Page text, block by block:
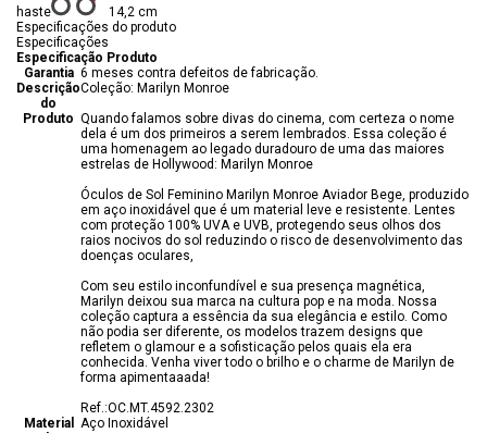
haste
14,2 cm
Especificações do produto
Especificações
Especificação Produto
Garantia 6 meses contra defeitos de fabricação.
Descrição
do
Produto
Coleção: Marilyn Monroe
Quando falamos sobre divas do cinema, com certeza o nome
dela é um dos primeiros a serem lembrados. Essa coleção é
uma homenagem ao legado duradouro de uma das maiores
estrelas de Hollywood: Marilyn Monroe
Óculos de Sol Feminino Marilyn Monroe Aviador Bege, produzido
em aço inoxidável que é um material leve e resistente. Lentes
com proteção 100% UVA e UVB, protegendo seus olhos dos
raios nocivos do sol reduzindo o risco de desenvolvimento das
doenças oculares,
Com seu estilo inconfundível e sua presença magnética,
Marilyn deixou sua marca na cultura pop e na moda. Nossa
coleção captura a essência da sua elegância e estilo. Como
não podia ser diferente, os modelos trazem designs que
refletem o glamour e a sofisticação pelos quais ela era
conhecida. Venha viver todo o brilho e o charme de Marilyn de
forma apimentaaada!
Ref.:OC.MT.4592.2302
Material
Aço Inoxidável